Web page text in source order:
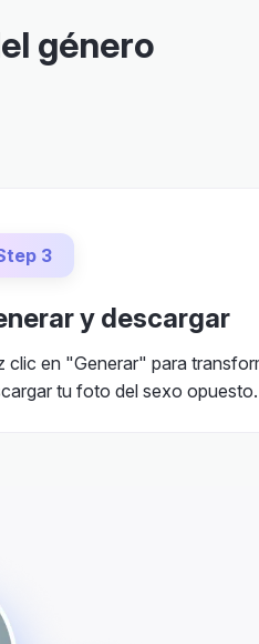
género
3
y descargar
tu foto del sexo opuesto.